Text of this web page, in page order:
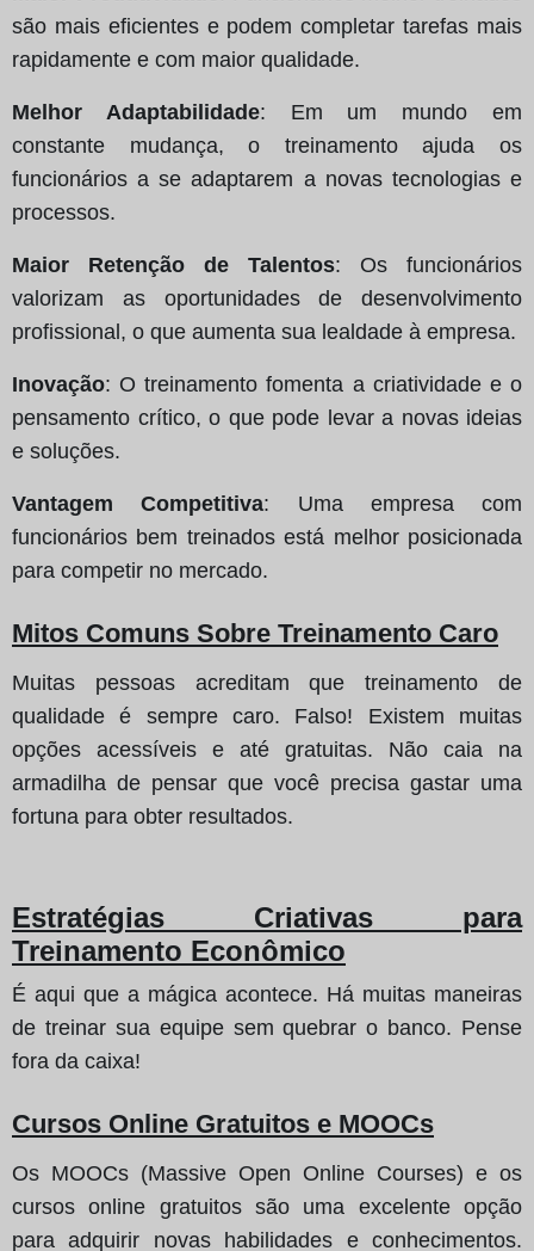
são mais eficientes e podem completar tarefas mais
rapidamente e com maior qualidade.
Melhor Adaptabilidade: Em um mundo em
constante mudança, o treinamento ajuda os
funcionários a se adaptarem a novas tecnologias e
processos.
Maior Retenção de Talentos: Os funcionários
valorizam as oportunidades de desenvolvimento
profissional, o que aumenta sua lealdade à empresa.
Inovação: O treinamento fomenta a criatividade e o
pensamento crítico, o que pode levar a novas ideias
e soluções.
Vantagem Competitiva: Uma empresa com
funcionários bem treinados está melhor posicionada
para competir no mercado.
Mitos Comuns Sobre Treinamento Caro
Muitas pessoas acreditam que treinamento de
qualidade é sempre caro. Falso! Existem muitas
opções acessíveis e até gratuitas. Não caia na
armadilha de pensar que você precisa gastar uma
fortuna para obter resultados.
Estratégias Criativas para
Treinamento Econômico
É aqui que a mágica acontece. Há muitas maneiras
de treinar sua equipe sem quebrar o banco. Pense
fora da caixa!
Cursos Online Gratuitos e MOOCs
Os MOOCs (Massive Open Online Courses) e os
cursos online gratuitos são uma excelente opção
para adquirir novas habilidades e conhecimentos.